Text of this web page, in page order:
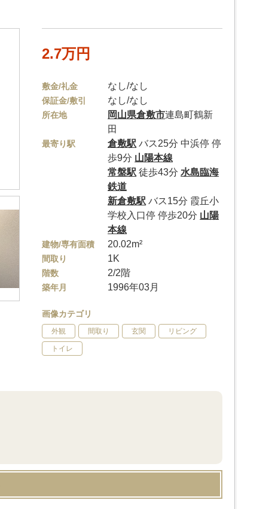
2.7万円
敷金/礼金 なし/なし
保証金/敷引 なし/なし
所在地 岡山県倉敷市連島町鶴新
田
最寄り駅 倉敷駅 バス25分 中浜停 停
歩9分 山陽本線
常盤駅 徒歩43分 水島臨海
鉄道
新倉敷駅 バス15分 霞丘小
学校入口停 停歩20分 山陽
本線
建物/専有面積 20.02m²
間取り 1K
階数 2/2階
築年月 1996年03月
画像カテゴリ
外観 間取り 玄関 リビング
トイレ